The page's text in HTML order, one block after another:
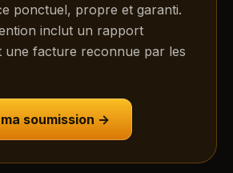
ponctuel, propre et garanti.
inclut un rapport
une facture reconnue par les
soumission →